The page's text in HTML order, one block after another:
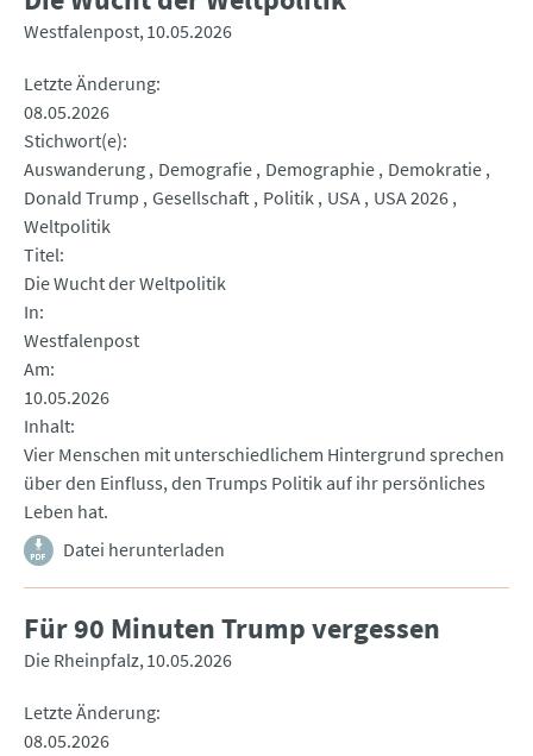
Westfalenpost 10.05.2026
Letzte Änderung
08.05.2026
Stichwort(e)
Auswanderung Demografie Demographie Demokratie
Donald Trump Gesellschaft Politik USA USA 2026
Weltpolitik
Titel
Die Wucht der Weltpolitik
In
Westfalenpost
Am
10.05.2026
Inhalt
Vier Menschen mit unterschiedlichem Hintergrund sprechen
über den Einfluss, den Trumps Politik auf ihr persönliches
Leben hat.
Datei herunterladen
Für 90 Minuten Trump vergessen
Die Rheinpfalz 10.05.2026
Letzte Änderung
08.05.2026